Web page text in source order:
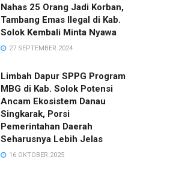
Nahas 25 Orang Jadi Korban,
Tambang Emas Ilegal di Kab.
Solok Kembali Minta Nyawa
27 SEPTEMBER 2024
Limbah Dapur SPPG Program
MBG di Kab. Solok Potensi
Ancam Ekosistem Danau
Singkarak, Porsi
Pemerintahan Daerah
Seharusnya Lebih Jelas
16 OKTOBER 2025